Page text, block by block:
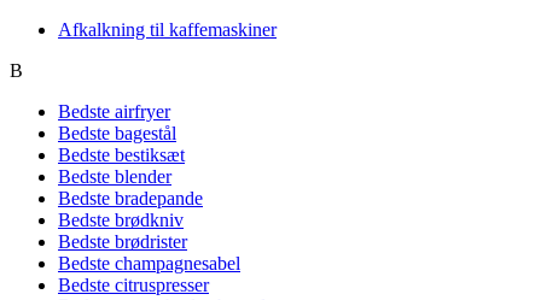
Afkalkning til kaffemaskiner
B
Bedste airfryer
Bedste bagestål
Bedste bestiksæt
Bedste blender
Bedste bradepande
Bedste brødkniv
Bedste brødrister
Bedste champagnesabel
Bedste citruspresser